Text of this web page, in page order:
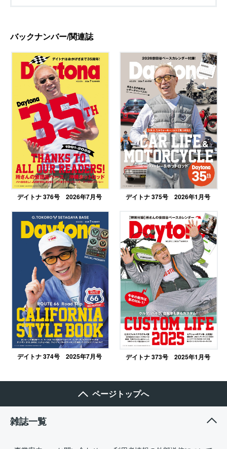
バックナンバー/関連誌
デイトナ 376号 2026年7月号 デイトナ 375号 2026年1月号
デイトナ 374号 2025年7月号 デイトナ 373号 2025年1月号
ページトップへ
雑誌一覧